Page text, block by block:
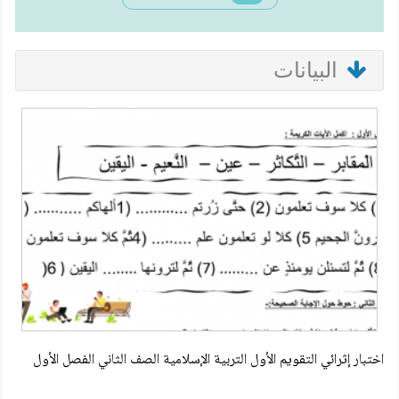
البيانات
اختبار إثرائي التقويم الأول التربية الإسلامية الصف الثاني الفصل الأول